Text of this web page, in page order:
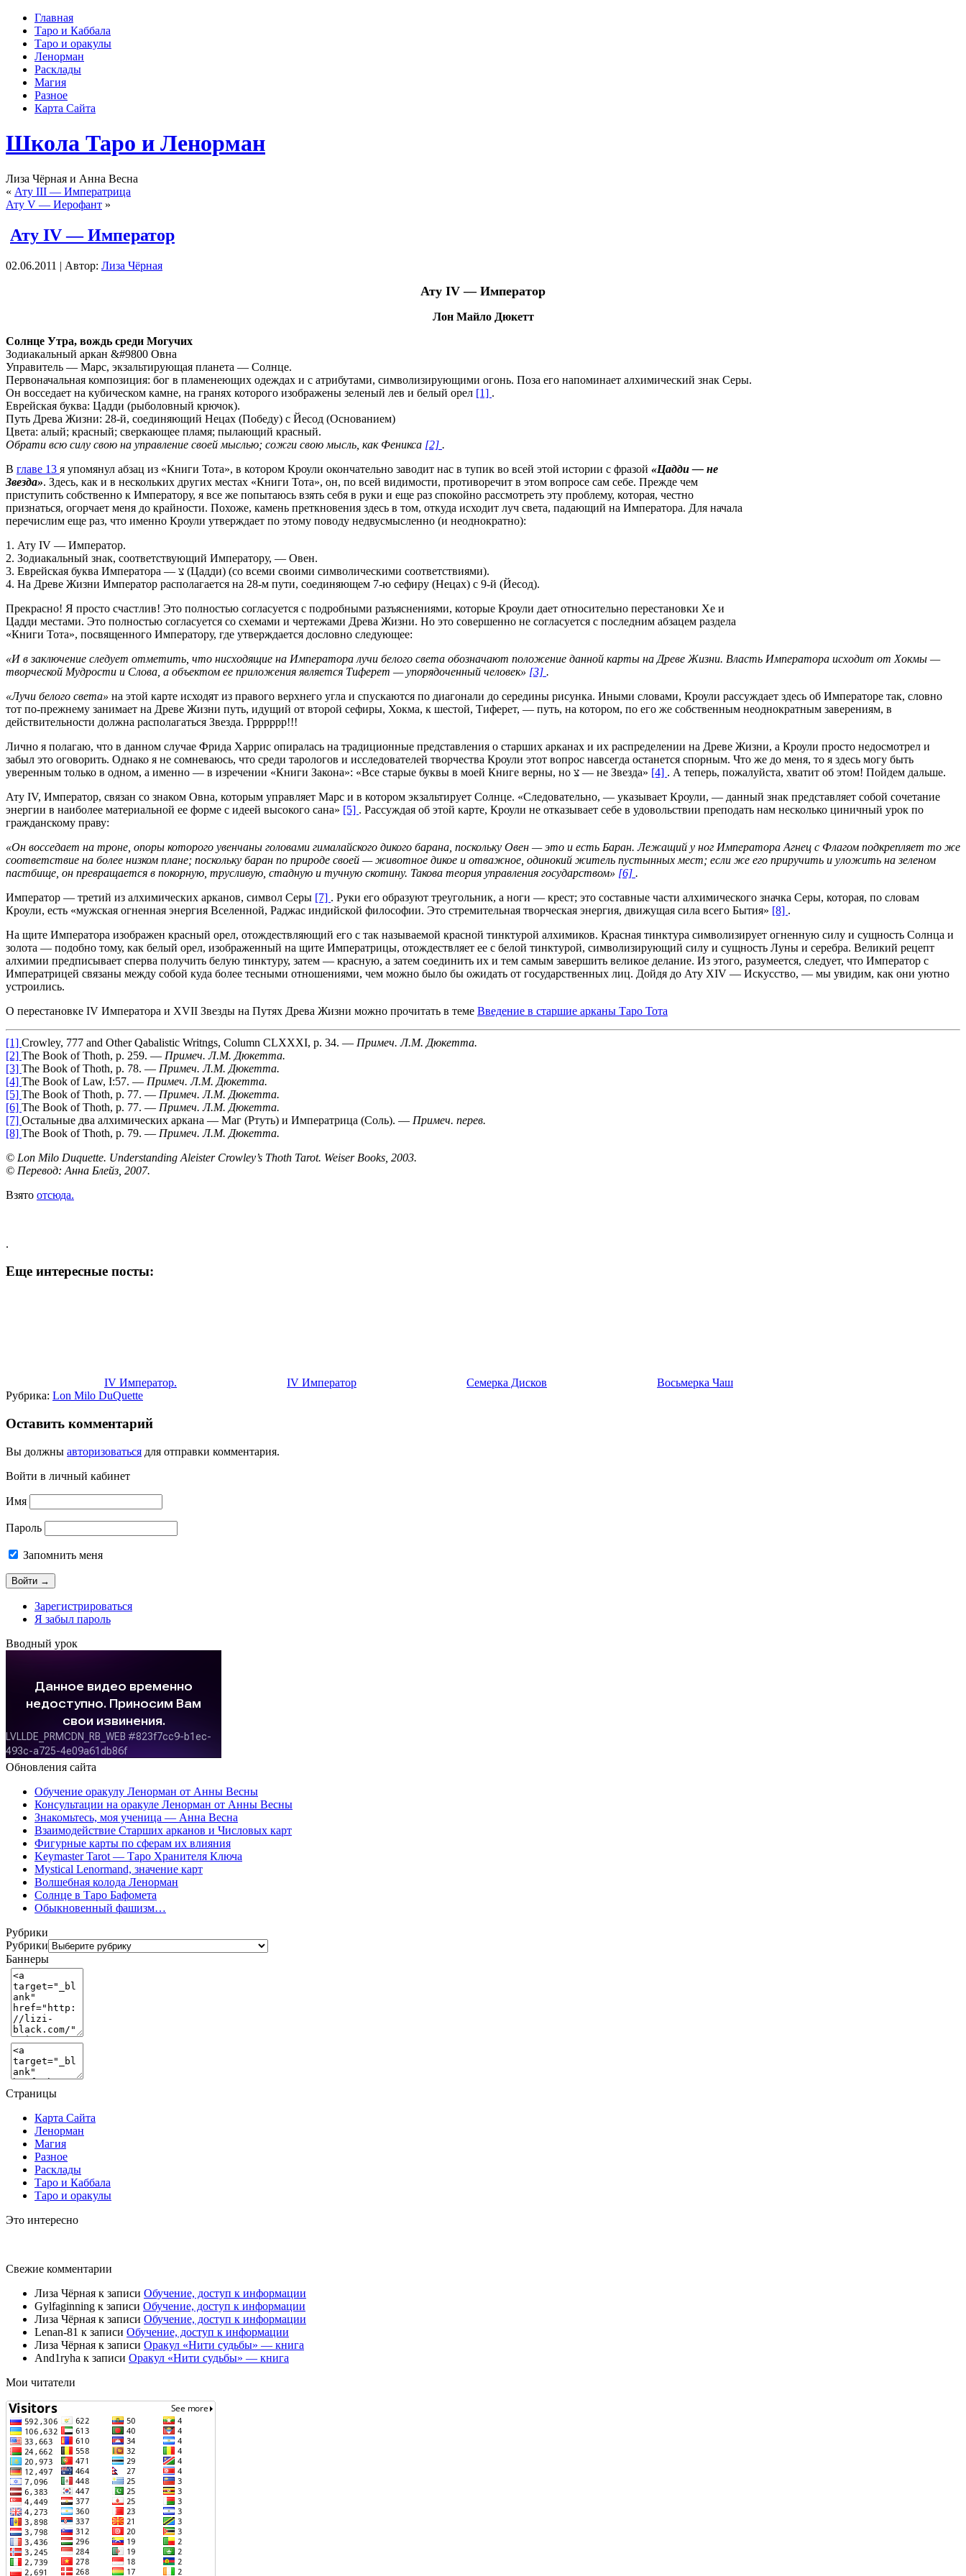
Главная
Таро и Каббала
Таро и оракулы
Ленорман
Расклады
Магия
Разное
Карта Сайта
Школа Таро и Ленорман
Лиза Чёрная и Анна Весна
« Ату III — Императрица
Ату V — Иерофант »
Ату IV — Император
02.06.2011 | Автор: Лиза Чёрная
Ату IV — Император
Лон Майло Дюкетт
Солнце Утра, вождь среди Могучих
Зодиакальный аркан &#9800 Овна
Управитель — Марс, экзальтирующая планета — Солнце.
Первоначальная композиция: бог в пламенеющих одеждах и с атрибутами, символизирующими огонь. Поза его напоминает алхимический знак Серы.
Он восседает на кубическом камне, на гранях которого изображены зеленый лев и белый орел [1] .
Еврейская буква: Цадди (рыболовный крючок).
Путь Древа Жизни: 28-й, соединяющий Нецах (Победу) с Йесод (Основанием)
Цвета: алый; красный; сверкающее пламя; пылающий красный.
Обрати всю силу свою на управление своей мыслью; сожги свою мысль, как Феникса [2] .
В главе 13 я упомянул абзац из «Книги Тота», в котором Кроули окончательно заводит нас в тупик во всей этой истории с фразой «Цадди — не
Звезда». Здесь, как и в нескольких других местах «Книги Тота», он, по всей видимости, противоречит в этом вопросе сам себе. Прежде чем
приступить собственно к Императору, я все же попытаюсь взять себя в руки и еще раз спокойно рассмотреть эту проблему, которая, честно
признаться, огорчает меня до крайности. Похоже, камень преткновения здесь в том, откуда исходит луч света, падающий на Императора. Для начала
перечислим еще раз, что именно Кроули утверждает по этому поводу недвусмысленно (и неоднократно):
1. Ату IV — Император.
2. Зодиакальный знак, соответствующий Императору, — Овен.
3. Еврейская буква Императора — צ (Цадди) (со всеми своими символическими соответствиями).
4. На Древе Жизни Император располагается на 28-м пути, соединяющем 7-ю сефиру (Нецах) с 9-й (Йесод).
Прекрасно! Я просто счастлив! Это полностью согласуется с подробными разъяснениями, которые Кроули дает относительно перестановки Хе и
Цадди местами. Это полностью согласуется со схемами и чертежами Древа Жизни. Но это совершенно не согласуется с последним абзацем раздела
«Книги Тота», посвященного Императору, где утверждается дословно следующее:
«И в заключение следует отметить, что нисходящие на Императора лучи белого света обозначают положение данной карты на Древе Жизни. Власть Императора исходит от Хокмы —
творческой Мудрости и Слова, а объектом ее приложения является Тиферет — упорядоченный человек» [3] .
«Лучи белого света» на этой карте исходят из правого верхнего угла и спускаются по диагонали до середины рисунка. Иными словами, Кроули рассуждает здесь об Императоре так, словно
тот по-прежнему занимает на Древе Жизни путь, идущий от второй сефиры, Хокма, к шестой, Тиферет, — путь, на котором, по его же собственным неоднократным заверениям, в
действительности должна располагаться Звезда. Грррррр!!!
Лично я полагаю, что в данном случае Фрида Харрис опиралась на традиционные представления о старших арканах и их распределении на Древе Жизни, а Кроули просто недосмотрел и
забыл это оговорить. Однако я не сомневаюсь, что среди тарологов и исследователей творчества Кроули этот вопрос навсегда останется спорным. Что же до меня, то я здесь могу быть
уверенным только в одном, а именно — в изречении «Книги Закона»: «Все старые буквы в моей Книге верны, но צ — не Звезда» [4] . А теперь, пожалуйста, хватит об этом! Пойдем дальше.
Ату IV, Император, связан со знаком Овна, которым управляет Марс и в котором экзальтирует Солнце. «Следовательно, — указывает Кроули, — данный знак представляет собой сочетание
энергии в наиболее материальной ее форме с идеей высокого сана» [5] . Рассуждая об этой карте, Кроули не отказывает себе в удовольствии преподать нам несколько циничный урок по
гражданскому праву:
«Он восседает на троне, опоры которого увенчаны головами гималайского дикого барана, поскольку Овен — это и есть Баран. Лежащий у ног Императора Агнец с Флагом подкрепляет то же
соответствие на более низком плане; поскольку баран по природе своей — животное дикое и отважное, одинокий житель пустынных мест; если же его приручить и уложить на зеленом
пастбище, он превращается в покорную, трусливую, стадную и тучную скотину. Такова теория управления государством» [6] .
Император — третий из алхимических арканов, символ Серы [7] . Руки его образуют треугольник, а ноги — крест; это составные части алхимического значка Серы, которая, по словам
Кроули, есть «мужская огненная энергия Вселенной, Раджас индийской философии. Это стремительная творческая энергия, движущая сила всего Бытия» [8] .
На щите Императора изображен красный орел, отождествляющий его с так называемой красной тинктурой алхимиков. Красная тинктура символизирует огненную силу и сущность Солнца и
золота — подобно тому, как белый орел, изображенный на щите Императрицы, отождествляет ее с белой тинктурой, символизирующий силу и сущность Луны и серебра. Великий рецепт
алхимии предписывает сперва получить белую тинктуру, затем — красную, а затем соединить их и тем самым завершить великое делание. Из этого, разумеется, следует, что Император с
Императрицей связаны между собой куда более тесными отношениями, чем можно было бы ожидать от государственных лиц. Дойдя до Ату XIV — Искусство, — мы увидим, как они уютно
устроились.
О перестановке IV Императора и XVII Звезды на Путях Древа Жизни можно прочитать в теме Введение в старшие арканы Таро Тота
[1] Crowley, 777 and Other Qabalistic Writngs, Column CLXXXI, p. 34. — Примеч. Л.М. Дюкетта.
[2] The Book of Thoth, p. 259. — Примеч. Л.М. Дюкетта.
[3] The Book of Thoth, p. 78. — Примеч. Л.М. Дюкетта.
[4] The Book of Law, I:57. — Примеч. Л.М. Дюкетта.
[5] The Book of Thoth, p. 77. — Примеч. Л.М. Дюкетта.
[6] The Book of Thoth, p. 77. — Примеч. Л.М. Дюкетта.
[7] Остальные два алхимических аркана — Маг (Ртуть) и Императрица (Соль). — Примеч. перев.
[8] The Book of Thoth, p. 79. — Примеч. Л.М. Дюкетта.
© Lon Milo Duquette. Understanding Aleister Crowley’s Thoth Tarot. Weiser Books, 2003.
© Перевод: Анна Блейз, 2007.
Взято отсюда.
.
Еще интересные посты:
IV Император. IV Император Семерка Дисков
Восьмерка Чаш
Рубрика: Lon Milo DuQuette
Оставить комментарий
Вы должны авторизоваться для отправки комментария.
Войти в личный кабинет
Имя
Пароль
Запомнить меня
Зарегистрироваться
Я забыл пароль
Вводный урок
Обновления сайта
Обучение оракулу Ленорман от Анны Весны
Консультации на оракуле Ленорман от Анны Весны
Знакомьтесь, моя ученица — Анна Весна
Взаимодействие Старших арканов и Числовых карт
Фигурные карты по сферам их влияния
Keymaster Tarot — Таро Хранителя Ключа
Mystical Lenormand, значение карт
Волшебная колода Ленорман
Солнце в Таро Бафомета
Обыкновенный фашизм…
Рубрики
Рубрики
Баннеры
Страницы
Карта Сайта
Ленорман
Магия
Разное
Расклады
Таро и Каббала
Таро и оракулы
Это интересно
Свежие комментарии
Лиза Чёрная к записи Обучение, доступ к информации
Gylfaginning к записи Обучение, доступ к информации
Лиза Чёрная к записи Обучение, доступ к информации
Lenan-81 к записи Обучение, доступ к информации
Лиза Чёрная к записи Оракул «Нити судьбы» — книга
And1ryha к записи Оракул «Нити судьбы» — книга
Мои читатели